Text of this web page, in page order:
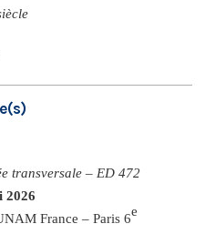
transversale – ED 472
2026
France – Paris 6e